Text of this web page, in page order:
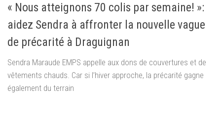
« Nous atteignons 70 colis par semaine! »:
aidez Sendra à affronter la nouvelle vague
de précarité à Draguignan
Sendra Maraude EMPS appelle aux dons de couvertures et de
vêtements chauds. Car si l’hiver approche, la précarité gagne
également du terrain